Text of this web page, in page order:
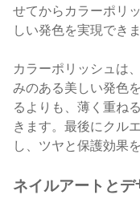
せてからカラーポリ
しい発色を実現できま
カラーポリッシュは
みのある美しい発色
るよりも、薄く重ね
きます。最後にクル
し、ツヤと保護効果
ネイルアートと